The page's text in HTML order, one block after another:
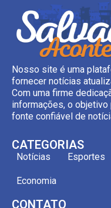
Nosso site é uma
fornecer notícias
Com uma firme
informações, o
fonte confiável de
CATEGORIAS
Notícias Esportes
Economia
CONTATO